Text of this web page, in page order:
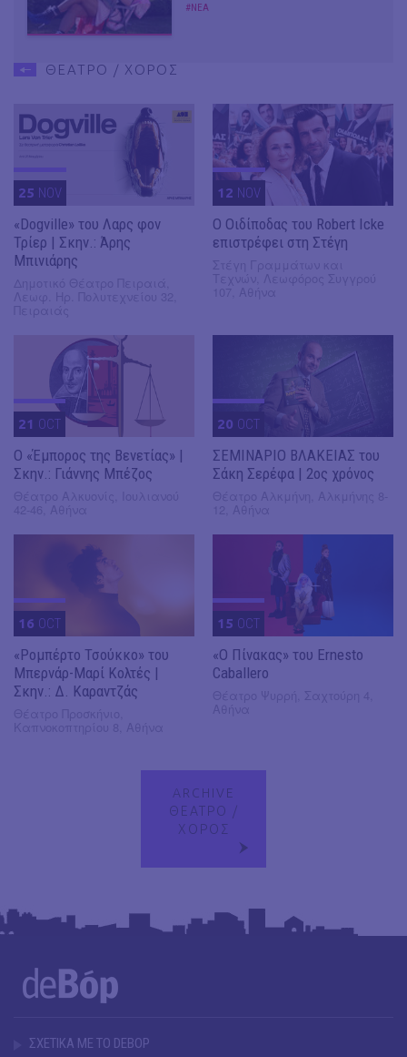
#ΝΕΑ
ΘΕΑΤΡΟ / ΧΟΡΟΣ
25 NOV
«Dogville» του Λαρς φον
Τρίερ | Σκην.: Άρης
Μπινιάρης
12 NOV
O Οιδίποδας του Robert Icke
επιστρέφει στη Στέγη
21 OCT
Ο «Έμπορος της Βενετίας» |
Σκην.: Γιάννης Μπέζος
20 OCT
ΣΕΜΙΝΑΡΙΟ ΒΛΑΚΕΙΑΣ του
Σάκη Σερέφα | 2ος χρόνος
16 OCT
«Ρομπέρτο Τσούκκο» του
Μπερνάρ-Μαρί Κολτές |
Σκην.: Δ. Καραντζάς
15 OCT
«Ο Πίνακας» του Ernesto
Caballero
ARCHIVE
ΘΕΑΤΡΟ /
ΧΟΡΟΣ
ΣΧΕΤΙΚΑ ΜΕ ΤΟ DEBOP